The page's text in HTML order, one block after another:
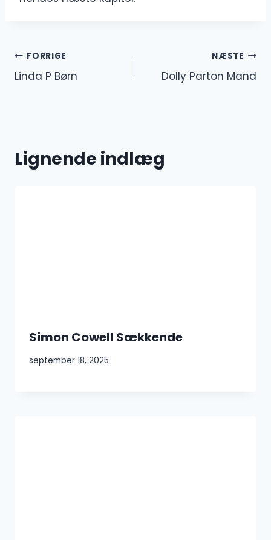
Indlægsnavigation
FORRIGE
Linda P Børn
NÆSTE
Dolly Parton Mand
Lignende indlæg
Simon Cowell Sækkende
september 18, 2025